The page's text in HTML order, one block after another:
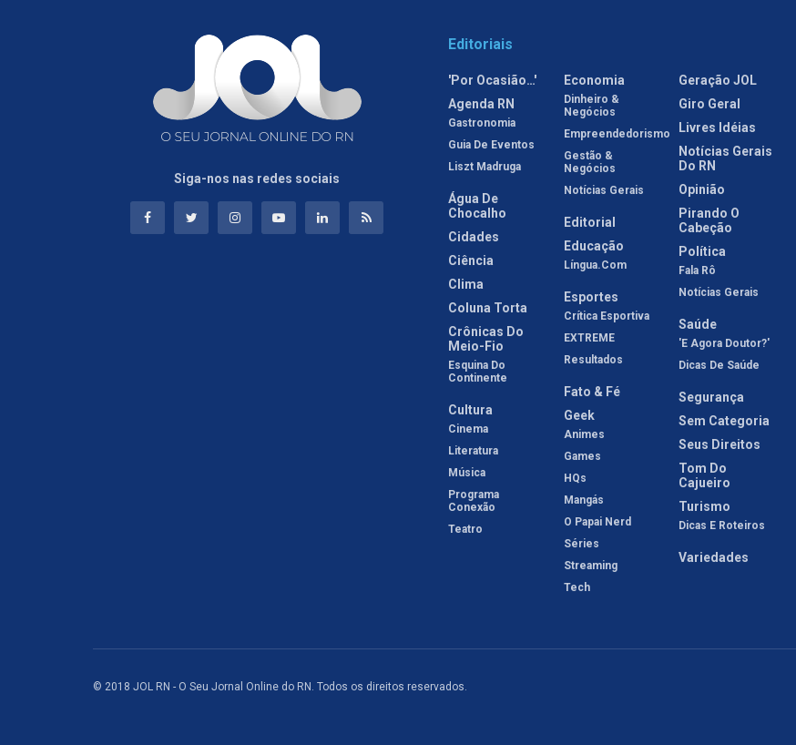
Siga-nos nas redes sociais
Editoriais
'Por Ocasião…'
Agenda RN
Gastronomia
Guia De Eventos
Liszt Madruga
Água De
Chocalho
Cidades
Ciência
Clima
Coluna Torta
Crônicas Do
Meio-Fio
Esquina Do
Continente
Cultura
Cinema
Literatura
Música
Programa
Conexão
Teatro
Economia
Dinheiro &
Negócios
Empreendedorismo
Gestão &
Negócios
Notícias Gerais
Editorial
Educação
Língua.com
Esportes
Crítica Esportiva
EXTREME
Resultados
Fato & Fé
Geek
Animes
Games
HQs
Mangás
O Papai Nerd
Séries
Streaming
Tech
Geração JOL
Giro Geral
Livres Idéias
Notícias Gerais
Do RN
Opinião
Pirando O
Cabeção
Política
Fala Rô
Notícias Gerais
Saúde
'E Agora Doutor?'
Dicas De Saúde
Segurança
Sem Categoria
Seus Direitos
Tom Do
Cajueiro
Turismo
Dicas E Roteiros
Variedades
© 2018 JOL RN - O Seu Jornal Online do RN. Todos os direitos reservados.